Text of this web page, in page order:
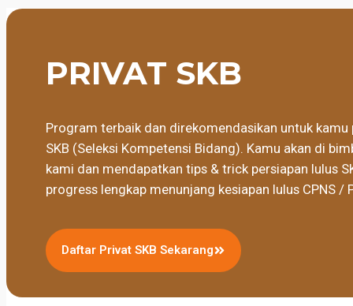
PRIVAT SKB
Program terbaik dan direkomendasikan untuk kamu
SKB (Seleksi Kompetensi Bidang). Kamu akan di
kami dan mendapatkan tips & trick persiapan lulus
progress lengkap menunjang kesiapan lulus CPNS /
Daftar Privat SKB Sekarang